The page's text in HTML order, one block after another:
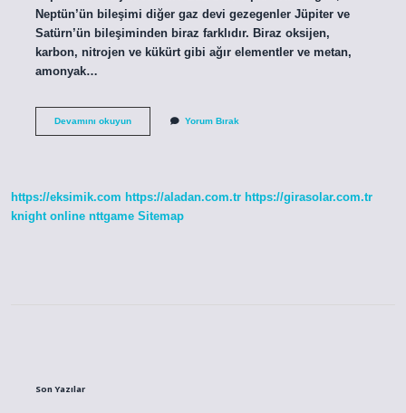
Neptün’ün bileşimi diğer gaz devi gezegenler Jüpiter ve
Satürn’ün bileşiminden biraz farklıdır. Biraz oksijen,
karbon, nitrojen ve kükürt gibi ağır elementler ve metan,
amonyak…
Devamını okuyunNeptün
Yorum Bırak
https://eksimik.com https://aladan.com.tr https://girasolar.com.tr
knight online nttgame Sitemap
Son Yazılar